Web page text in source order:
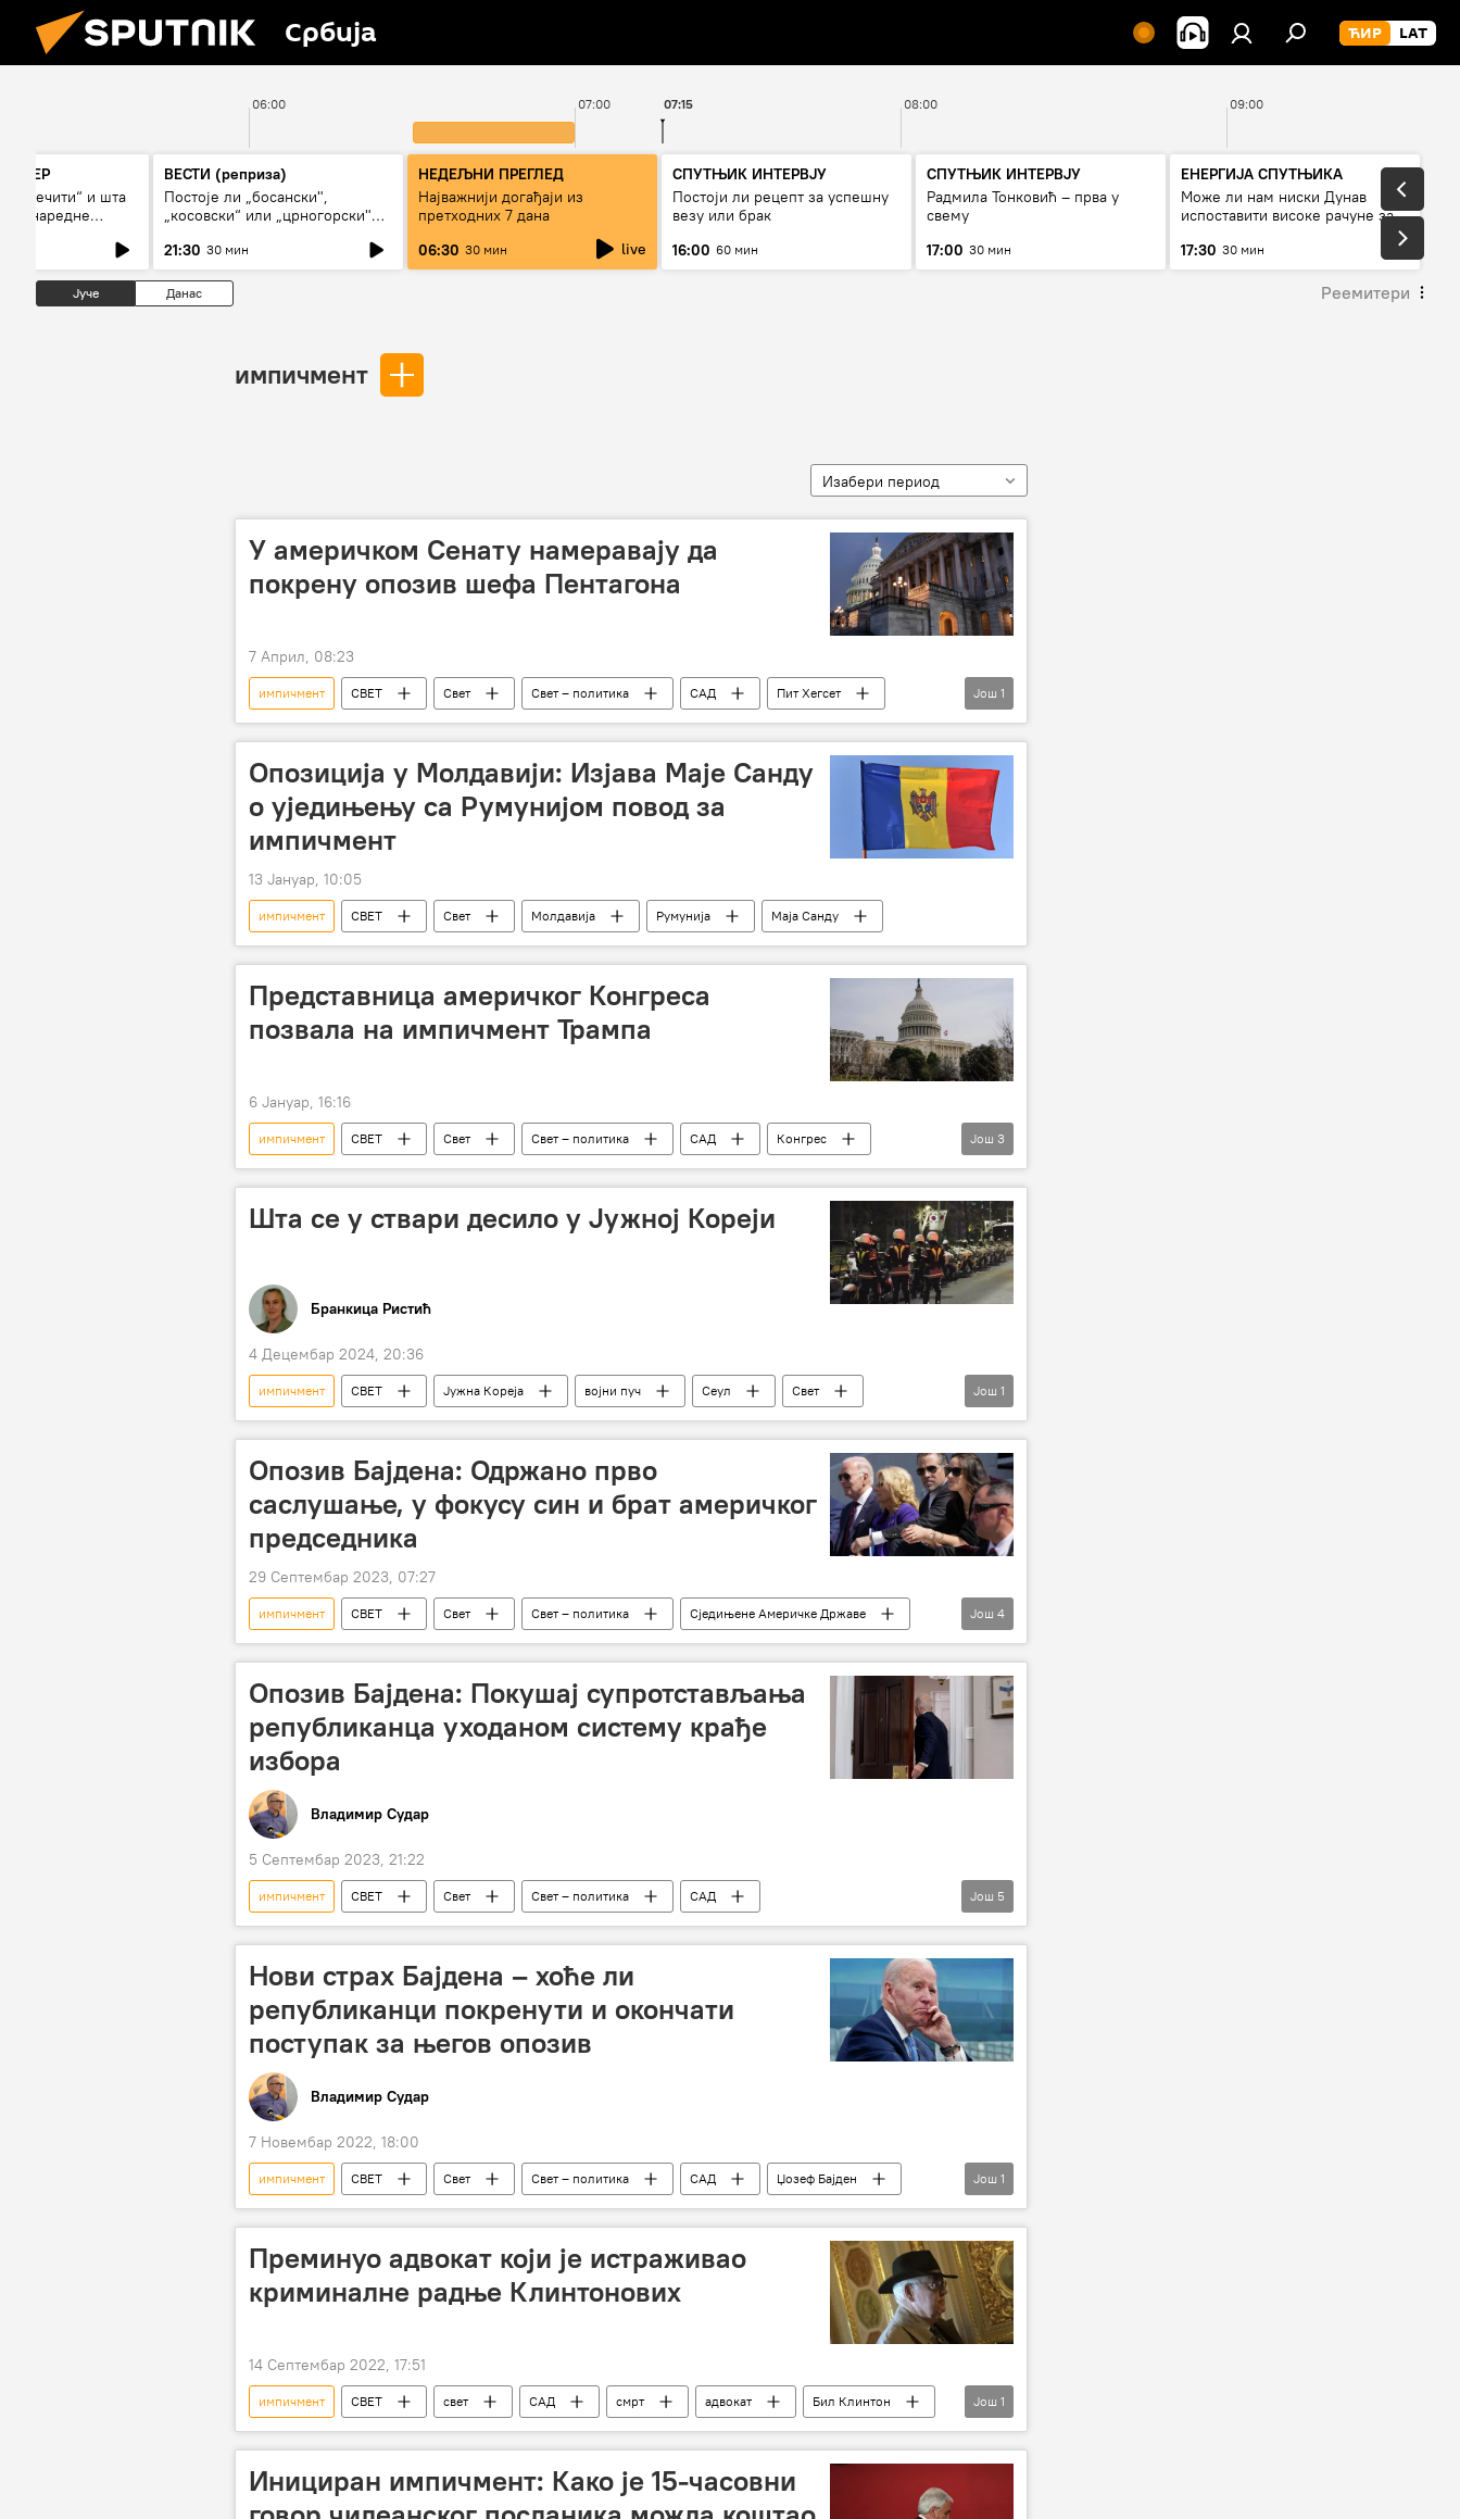
Србија
06:00 07:00 08:00 09:00
07:15
„вечити“ и шта
наредне
ВЕСТИ (реприза)
Постоје ли „босански",
„косовски“ или „црногорски"
21:30 30 мин
НЕДЕЉНИ ПРЕГЛЕД
Најважнији догађаји из
претходних 7 дана
06:30 30 мин live
СПУТЊИК ИНТЕРВЈУ
Постоји ли рецепт за успешну
везу или брак
16:00 60 мин
СПУТЊИК ИНТЕРВЈУ
Радмила Тонковић – прва у
свему
17:00 30 мин
ЕНЕРГИЈА СПУТЊИКА
Може ли нам ниски Дунав
испоставити високе рачуне за
17:30 30 мин
Јуче Данас Реемитери
импичмент
Изабери период
У америчком Сенату намеравају да
покрену опозив шефа Пентагона
7 Април, 08:23
импичмент СВЕТ Свет Свет – политика САД
Пит Хегсет
опозив
Још 1
Опозиција у Молдавији: Изјава Маје Санду
о уједињењу са Румунијом повод за
импичмент
13 Јануар, 10:05
импичмент СВЕТ Свет Молдавија Румунија Маја Санду
Представница америчког Конгреса
позвала на импичмент Трампа
6 Јануар, 16:16
импичмент СВЕТ Свет Свет – политика САД
Конгрес
Конгрес САД
Доналд Трамп опозив
Још 3
Шта се у ствари десило у Јужној Кореји
Бранкица Ристић
4 Децембар 2024, 20:36
импичмент СВЕТ Јужна Кореја војни пуч Сеул
Свет
Свет – политика
Још 1
Опозив Бајдена: Одржано прво
саслушање, у фокусу син и брат америчког
председника
29 Септембар 2023, 07:27
импичмент СВЕТ Свет Свет – политика
Сједињене Америчке Државе
Џозеф Бајден
Хантер Бајден Конгрес опозив
Још 4
Опозив Бајдена: Покушај супротстављања
републиканца уходаном систему крађе
избора
Владимир Судар
5 Септембар 2023, 21:22
импичмент СВЕТ Свет Свет – политика
САД
председнички избори у САД
Представнички дом САД опозив
Џозеф Бајден
Још 5
Нови страх Бајдена – хоће ли
републиканци покренути и окончати
поступак за његов опозив
Владимир Судар
7 Новембар 2022, 18:00
импичмент СВЕТ Свет Свет – политика САД
Џозеф Бајден
Републиканци
Још 1
Преминуо адвокат који је истраживао
криминалне радње Клинтонових
14 Септембар 2022, 17:51
импичмент СВЕТ свет САД смрт адвокат
Бил Клинтон
импичмент против Доналда Трампа
Још 1
Инициран импичмент: Како је 15-часовни